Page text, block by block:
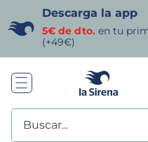
Descarga la app
5€ de dto. en tu
(+49€)
Buscar...